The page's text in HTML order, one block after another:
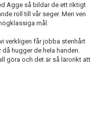
Agge så bildar de ett riktigt
roll till vår seger. Men ven
mål.
verkligen får jobba stenhårt
hugger de hela handen.
göra och det är så lärorikt att